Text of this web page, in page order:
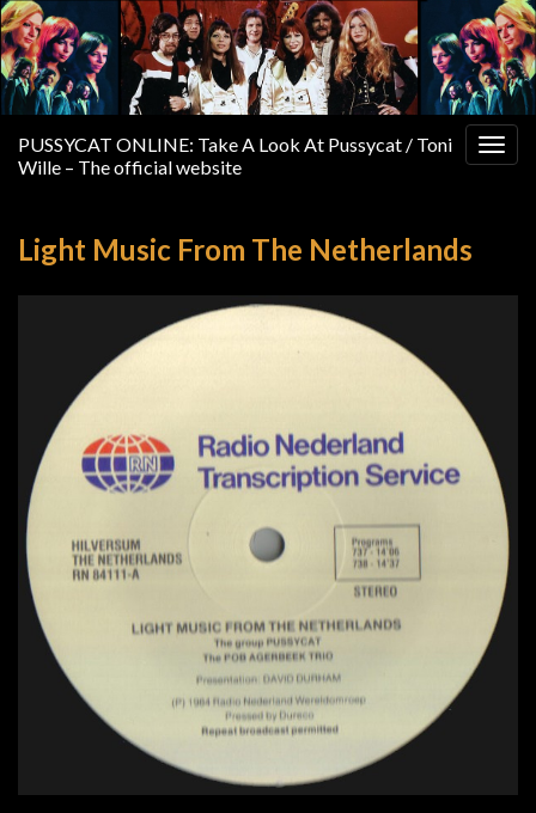
PUSSYCAT ONLINE: Take A Look At Pussycat / Toni
Wille – The official website
Light Music From The Netherlands